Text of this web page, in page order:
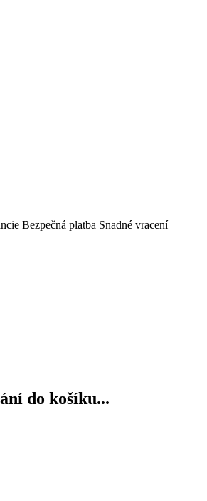
Bezpečná platba Snadné vracení
do košíku...